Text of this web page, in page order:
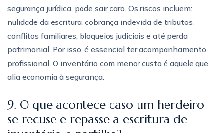
segurança jurídica, pode sair caro. Os riscos incluem:
nulidade da escritura, cobrança indevida de tributos,
conflitos familiares, bloqueios judiciais e até perda
patrimonial. Por isso, é essencial ter acompanhamento
profissional. O inventário com menor custo é aquele que
alia economia à segurança.
9. O que acontece caso um herdeiro
se recuse e repasse a escritura de